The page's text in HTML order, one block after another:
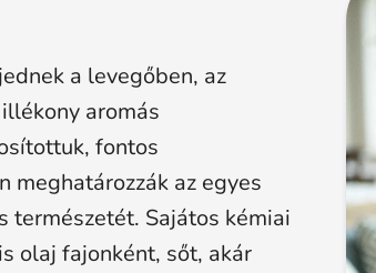
a levegőben, az
aromás
fontos
meghatározzák az egyes
természetét. Sajátos kémiai
olaj fajonként, sőt, akár